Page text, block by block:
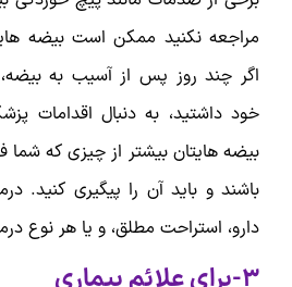
مراجعه نکنید ممکن است بیضه
اگر چند روز پس از آسیب به
خود داشتید، به دنبال اقدامات
بیضه هایتان بیشتر از چیزی که
باشند و باید آن را پیگیری کنید.
دارو، استراحت مطلق، و یا هر نوع